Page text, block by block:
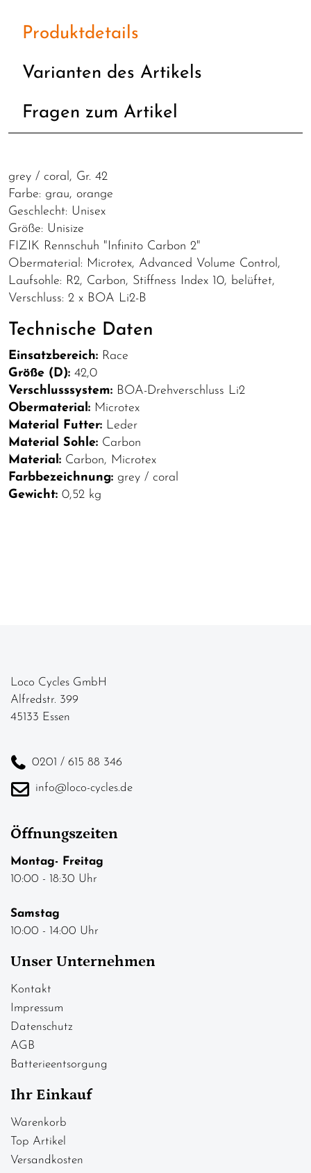
Produktdetails
Varianten des Artikels
Fragen zum Artikel
grey / coral, Gr. 42
Farbe: grau, orange
Geschlecht: Unisex
Größe: Unisize
FIZIK Rennschuh "Infinito Carbon 2"
Obermaterial: Microtex, Advanced Volume Control,
Laufsohle: R2, Carbon, Stiffness Index 10, belüftet,
Verschluss: 2 x BOA Li2-B
Technische Daten
Einsatzbereich: Race
Größe (D): 42,0
Verschlusssystem: BOA-Drehverschluss Li2
Obermaterial: Microtex
Material Futter: Leder
Material Sohle: Carbon
Material: Carbon, Microtex
Farbbezeichnung: grey / coral
Gewicht: 0,52 kg
Loco Cycles GmbH
Alfredstr. 399
45133 Essen
0201 / 615 88 346
info@loco-cycles.de
Öffnungszeiten
Montag- Freitag
10:00 - 18:30 Uhr
Samstag
10:00 - 14:00 Uhr
Unser Unternehmen
Kontakt
Impressum
Datenschutz
AGB
Batterieentsorgung
Ihr Einkauf
Warenkorb
Top Artikel
Versandkosten